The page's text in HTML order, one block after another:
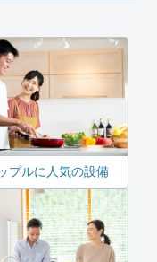
プルに人気の設備